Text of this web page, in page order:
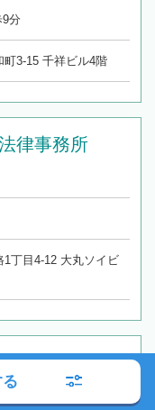
分
町3-15 千祥ビル4階
律事務所
丁目4-12 大丸ソイビ
事務所